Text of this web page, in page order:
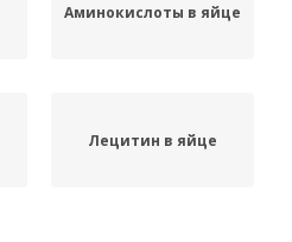
Аминокислоты в яйце
Лецитин в яйце